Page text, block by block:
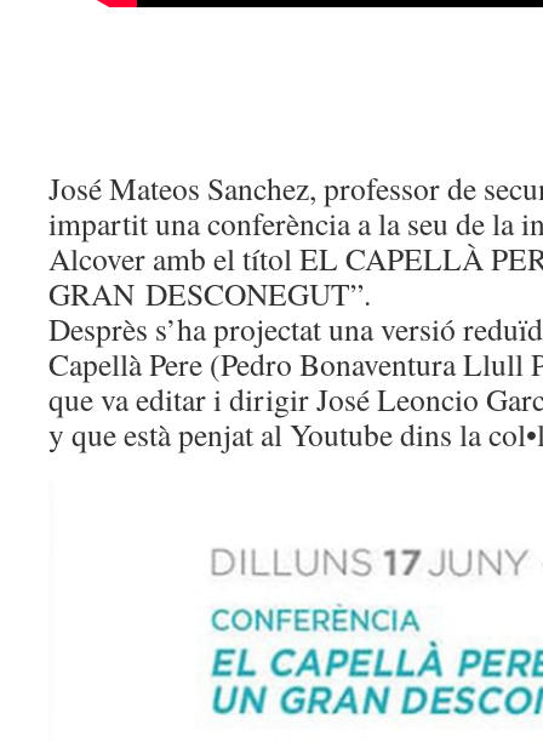
José Mateos Sanchez, professor de
impartit una conferència a la seu de la
Alcover amb el títol EL CAPELLÀ
GRAN DESCONEGUT”.
Desprès s’ha projectat una versió
Capellà Pere (Pedro Bonaventura Llull
que va editar i dirigir José Leoncio
y que està penjat al Youtube dins la